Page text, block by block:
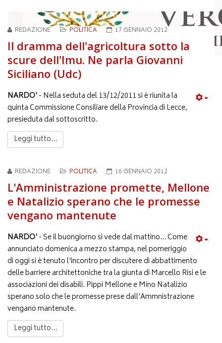
REDAZIONE POLITICA 17 GENNAIO 2012
Il dramma dell'agricoltura sotto la
scure dell'Imu. Ne parla Giovanni
Siciliano (Udc)
NARDO'- Nella seduta del 13/12/2011 si è riunita la
quinta Commissione Consiliare della Provincia di Lecce,
presieduta dal sottoscritto.
Leggi tutto...
REDAZIONE POLITICA 16 GENNAIO 2012
L'Amministrazione promette, Mellone
e Natalizio sperano che le promesse
vengano mantenute
NARDO'- Se il buongiorno si vede dal mattino... Come
annunciato domenica a mezzo stampa, nel pomeriggio
di oggi si è tenuto l'incontro per discutere di abbattimento
delle barriere architettoniche tra la giunta di Marcello Risi e le
associazioni dei disabili. Pippi Mellone e Mino Natalizio
sperano solo che le promesse prese dall'Ammnistrazione
vengano mantenute.
Leggi tutto...